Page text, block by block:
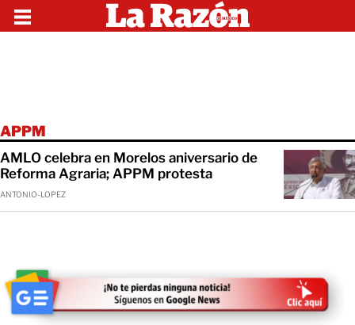
APPM
AMLO celebra en Morelos aniversario de
Reforma Agraria; APPM protesta
ANTONIO-LOPEZ